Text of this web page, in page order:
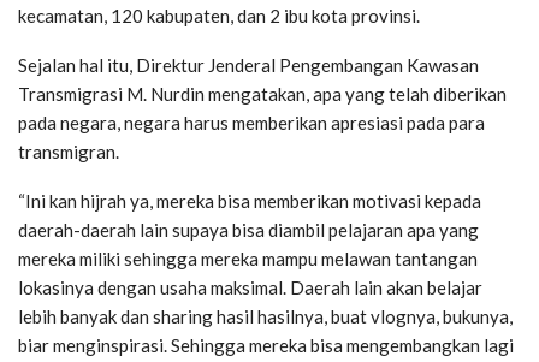
kecamatan, 120 kabupaten, dan 2 ibu kota provinsi.
Sejalan hal itu, Direktur Jenderal Pengembangan Kawasan
Transmigrasi M. Nurdin mengatakan, apa yang telah diberikan
pada negara, negara harus memberikan apresiasi pada para
transmigran.
“Ini kan hijrah ya, mereka bisa memberikan motivasi kepada
daerah-daerah lain supaya bisa diambil pelajaran apa yang
mereka miliki sehingga mereka mampu melawan tantangan
lokasinya dengan usaha maksimal. Daerah lain akan belajar
lebih banyak dan sharing hasil hasilnya, buat vlognya, bukunya,
biar menginspirasi. Sehingga mereka bisa mengembangkan lagi